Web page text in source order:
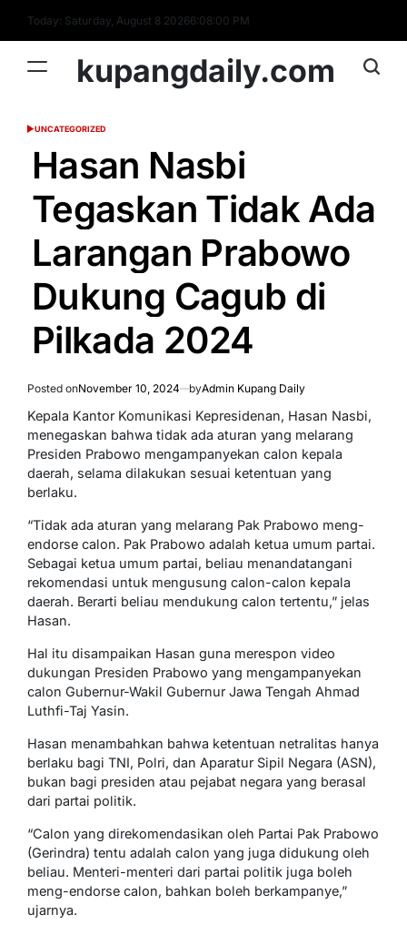
content
Today: Saturday, August 8 20266:08:00 PM
kupangdaily.com
POSTED
UNCATEGORIZED
Hasan Nasbi
Tegaskan Tidak Ada
Larangan Prabowo
Dukung Cagub di
Pilkada 2024
Posted onNovember 10, 2024 byAdmin Kupang Daily
Kepala Kantor Komunikasi Kepresidenan, Hasan Nasbi,
menegaskan bahwa tidak ada aturan yang melarang
Presiden Prabowo mengampanyekan calon kepala
daerah, selama dilakukan sesuai ketentuan yang
berlaku.
“Tidak ada aturan yang melarang Pak Prabowo meng-
endorse calon. Pak Prabowo adalah ketua umum partai.
Sebagai ketua umum partai, beliau menandatangani
rekomendasi untuk mengusung calon-calon kepala
daerah. Berarti beliau mendukung calon tertentu,” jelas
Hasan.
Hal itu disampaikan Hasan guna merespon video
dukungan Presiden Prabowo yang mengampanyekan
calon Gubernur-Wakil Gubernur Jawa Tengah Ahmad
Luthfi-Taj Yasin.
Hasan menambahkan bahwa ketentuan netralitas hanya
berlaku bagi TNI, Polri, dan Aparatur Sipil Negara (ASN),
bukan bagi presiden atau pejabat negara yang berasal
dari partai politik.
“Calon yang direkomendasikan oleh Partai Pak Prabowo
(Gerindra) tentu adalah calon yang juga didukung oleh
beliau. Menteri-menteri dari partai politik juga boleh
meng-endorse calon, bahkan boleh berkampanye,”
ujarnya.